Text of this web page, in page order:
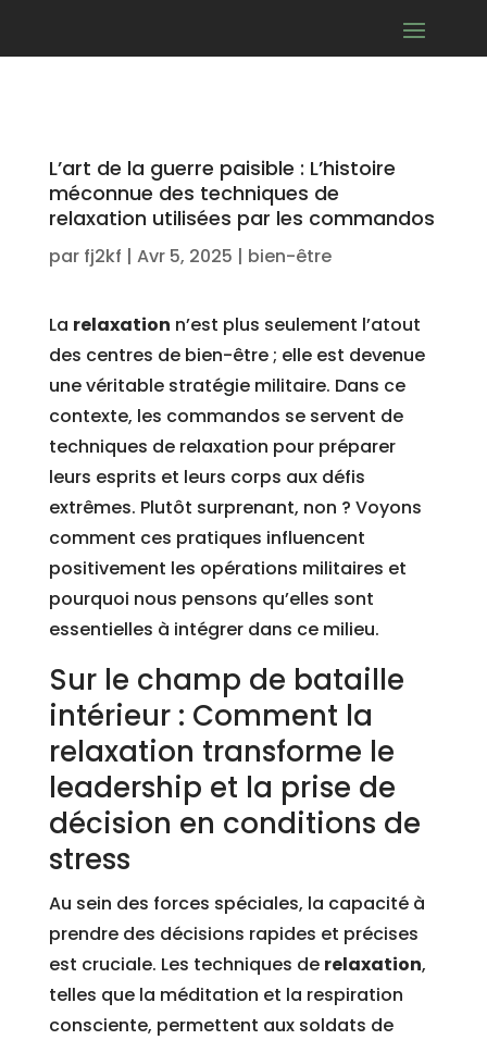
L’art de la guerre paisible : L’histoire
méconnue des techniques de
relaxation utilisées par les commandos
par fj2kf | Avr 5, 2025 | bien-être
La relaxation n’est plus seulement l’atout
des centres de bien-être ; elle est devenue
une véritable stratégie militaire. Dans ce
contexte, les commandos se servent de
techniques de relaxation pour préparer
leurs esprits et leurs corps aux défis
extrêmes. Plutôt surprenant, non ? Voyons
comment ces pratiques influencent
positivement les opérations militaires et
pourquoi nous pensons qu’elles sont
essentielles à intégrer dans ce milieu.
Sur le champ de bataille
intérieur : Comment la
relaxation transforme le
leadership et la prise de
décision en conditions de
stress
Au sein des forces spéciales, la capacité à
prendre des décisions rapides et précises
est cruciale. Les techniques de relaxation,
telles que la méditation et la respiration
consciente, permettent aux soldats de